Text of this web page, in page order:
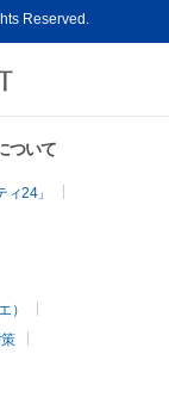
Reserved.
ついて
24」
）